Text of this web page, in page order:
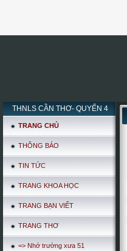
THNLS CẦN THƠ- QUYỂN 4
TRANG CHỦ
THÔNG BÁO
TIN TỨC
TRANG KHOA HỌC
TRANG BẠN VIẾT
TRANG THƠ
=> Nhớ trường xưa 51